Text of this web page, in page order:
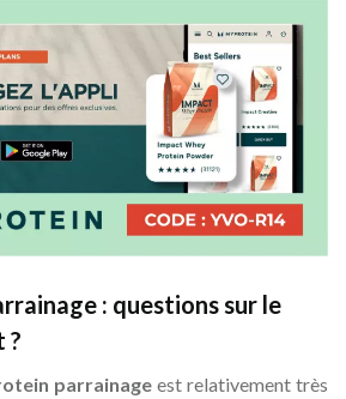
: questions sur le
?
parrainage est relativement très